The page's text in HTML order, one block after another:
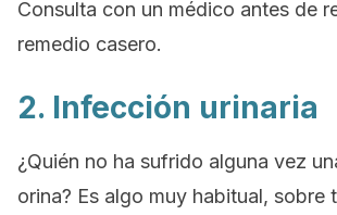
Consulta con un médico antes de
remedio casero.
2. Infección urinaria
¿Quién no ha sufrido alguna vez
orina? Es algo muy habitual, sobre